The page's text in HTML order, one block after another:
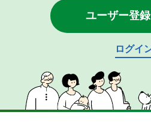
ユーザー登
ログイ